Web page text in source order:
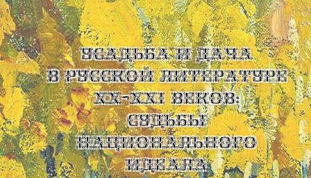
УСАДЬБА И ДАЧА
В РУССКОЙ ЛИТЕРАТУРЕ
XX-XXI ВЕКОВ:
СУДЬБЫ
НАЦИОНАЛЬНОГО
ИДЕАЛА